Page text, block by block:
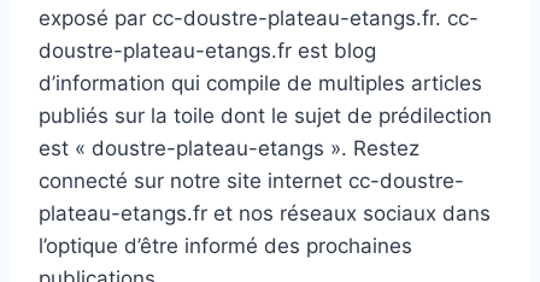
exposé par cc-doustre-plateau-etangs.fr. cc-
doustre-plateau-etangs.fr est blog
d’information qui compile de multiples articles
publiés sur la toile dont le sujet de prédilection
est « doustre-plateau-etangs ». Restez
connecté sur notre site internet cc-doustre-
plateau-etangs.fr et nos réseaux sociaux dans
l’optique d’être informé des prochaines